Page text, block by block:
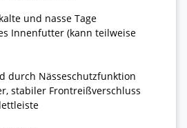
und nasse Tage
Innenfutter (kann teilweise
durch Nässeschutzfunktion
stabiler Frontreißverschluss